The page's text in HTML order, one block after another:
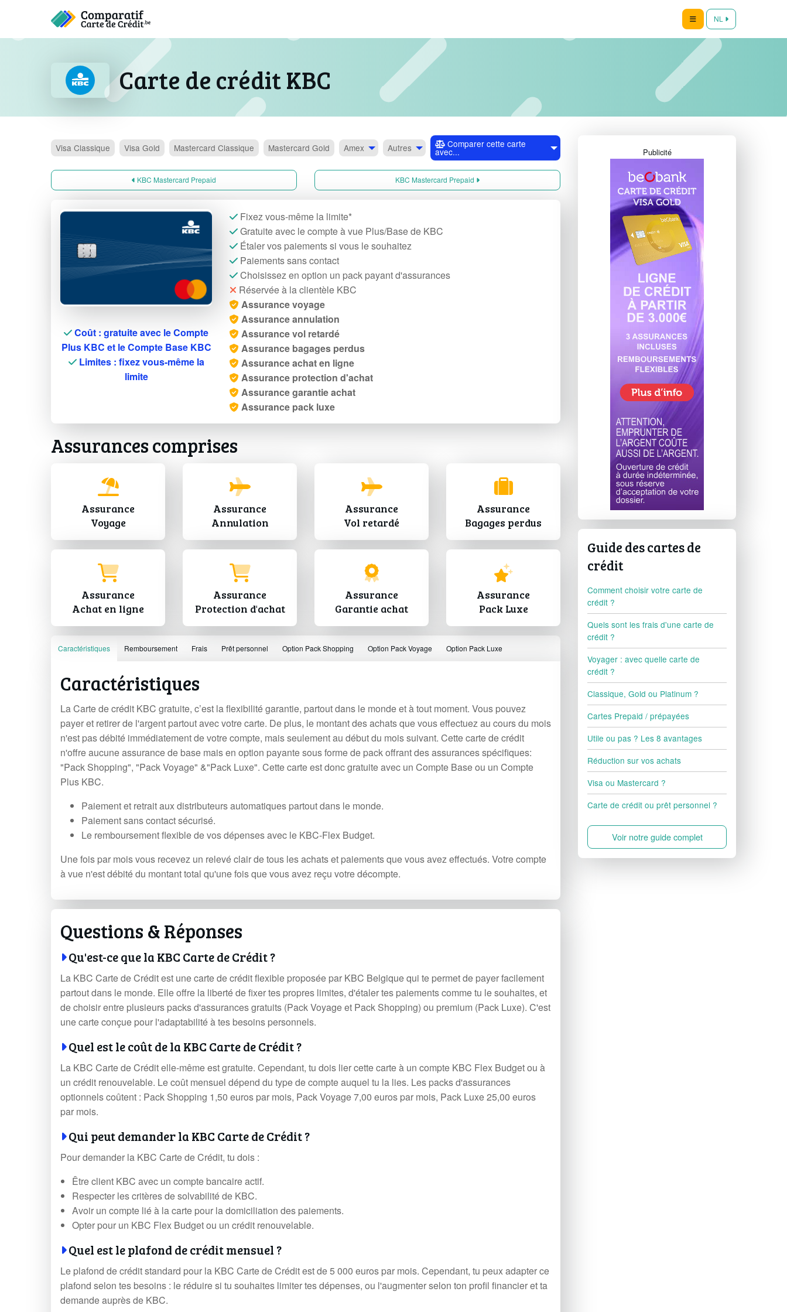
NL
Carte de crédit KBC
Visa Classique Visa Gold Mastercard Classique Mastercard Gold Amex Autres Comparer cette carte
avec...
KBC Mastercard Prepaid KBC Mastercard Prepaid
Coût : gratuite avec le Compte
Plus KBC et le Compte Base KBC
Limites : fixez vous-même la
limite
Fixez vous-même la limite*
Gratuite avec le compte à vue Plus/Base de KBC
Étaler vos paiements si vous le souhaitez
Paiements sans contact
Choisissez en option un pack payant d'assurances
Réservée à la clientèle KBC
Assurance voyage
Assurance annulation
Assurance vol retardé
Assurance bagages perdus
Assurance achat en ligne
Assurance protection d'achat
Assurance garantie achat
Assurance pack luxe
Assurances comprises
Assurance
Voyage
Assurance
Annulation
Assurance
Vol retardé
Assurance
Bagages perdus
Assurance
Achat en ligne
Assurance
Protection d'achat
Assurance
Garantie achat
Assurance
Pack Luxe
Caractéristiques Remboursement Frais Prêt personnel Option Pack Shopping Option Pack Voyage Option Pack Luxe
Caractéristiques
La Carte de crédit KBC gratuite, c’est la flexibilité garantie, partout dans le monde et à tout moment. Vous pouvez
payer et retirer de l'argent partout avec votre carte. De plus, le montant des achats que vous effectuez au cours du mois
n'est pas débité immédiatement de votre compte, mais seulement au début du mois suivant. Cette carte de crédit
n'offre aucune assurance de base mais en option payante sous forme de pack offrant des assurances spécifiques:
"Pack Shopping", "Pack Voyage" &"Pack Luxe". Cette carte est donc gratuite avec un Compte Base ou un Compte
Plus KBC.
Paiement et retrait aux distributeurs automatiques partout dans le monde.
Paiement sans contact sécurisé.
Le remboursement flexible de vos dépenses avec le KBC-Flex Budget.
Une fois par mois vous recevez un relevé clair de tous les achats et paiements que vous avez effectués. Votre compte
à vue n'est débité du montant total qu'une fois que vous avez reçu votre décompte.
Questions & Réponses
Qu'est-ce que la KBC Carte de Crédit ?
La KBC Carte de Crédit est une carte de crédit flexible proposée par KBC Belgique qui te permet de payer facilement
partout dans le monde. Elle offre la liberté de fixer tes propres limites, d'étaler tes paiements comme tu le souhaites, et
de choisir entre plusieurs packs d'assurances gratuits (Pack Voyage et Pack Shopping) ou premium (Pack Luxe). C'est
une carte conçue pour l'adaptabilité à tes besoins personnels.
Quel est le coût de la KBC Carte de Crédit ?
La KBC Carte de Crédit elle-même est gratuite. Cependant, tu dois lier cette carte à un compte KBC Flex Budget ou à
un crédit renouvelable. Le coût mensuel dépend du type de compte auquel tu la lies. Les packs d'assurances
optionnels coûtent : Pack Shopping 1,50 euros par mois, Pack Voyage 7,00 euros par mois, Pack Luxe 25,00 euros
par mois.
Qui peut demander la KBC Carte de Crédit ?
Pour demander la KBC Carte de Crédit, tu dois :
Être client KBC avec un compte bancaire actif.
Respecter les critères de solvabilité de KBC.
Avoir un compte lié à la carte pour la domiciliation des paiements.
Opter pour un KBC Flex Budget ou un crédit renouvelable.
Quel est le plafond de crédit mensuel ?
Le plafond de crédit standard pour la KBC Carte de Crédit est de 5 000 euros par mois. Cependant, tu peux adapter ce
plafond selon tes besoins : le réduire si tu souhaites limiter tes dépenses, ou l'augmenter selon ton profil financier et ta
demande auprès de KBC.
Publicité
Guide des cartes de
crédit
Comment choisir votre carte de
crédit ?
Quels sont les frais d'une carte de
crédit ?
Voyager : avec quelle carte de
crédit ?
Classique, Gold ou Platinum ?
Cartes Prepaid / prépayées
Utile ou pas ? Les 8 avantages
Réduction sur vos achats
Visa ou Mastercard ?
Carte de crédit ou prêt personnel ?
Voir notre guide complet